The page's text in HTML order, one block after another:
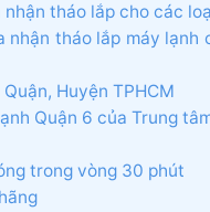
nhận tháo lắp cho các
nhận tháo lắp máy
Huyện TPHCM
Quận 6 của Trung
trong vòng 30 phút